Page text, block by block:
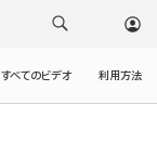
すべてのビデオ 利用方法